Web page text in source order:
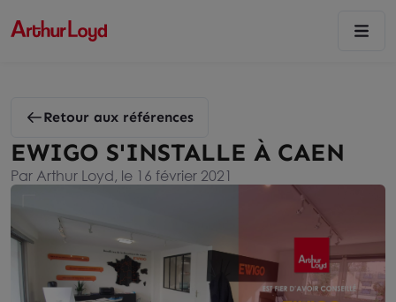
Retour aux références
EWIGO S'INSTALLE À CAEN
Par Arthur Loyd, le 16 février 2021